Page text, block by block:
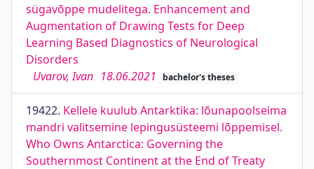
sügavõppe mudelitega. Enhancement and
Augmentation of Drawing Tests for Deep
Learning Based Diagnostics of Neurological
Disorders
Uvarov, Ivan 18.06.2021 bachelor's theses
19422. Kellele kuulub Antarktika: lõunapoolseima
mandri valitsemine lepingusüsteemi lõppemisel.
Who Owns Antarctica: Governing the
Southernmost Continent at the End of Treaty